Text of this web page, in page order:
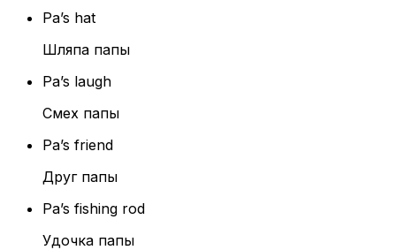
Pa’s hat
Шляпа папы
Pa’s laugh
Смех папы
Pa’s friend
Друг папы
Pa’s fishing rod
Удочка папы